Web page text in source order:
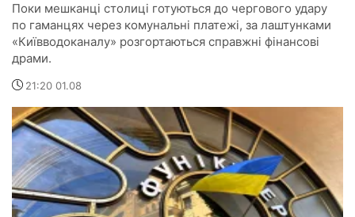
Поки мешканці столиці готуються до чергового удару
по гаманцях через комунальні платежі, за лаштунками
«Київводоканалу» розгортаються справжні фінансові
драми.
21:20 01.08